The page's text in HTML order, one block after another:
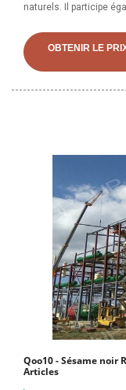
naturels. Il participe
vendre avec filtre ;
sésame d'arachide de
OBTENIR LE
Qoo10 - Sésame noir
Articles